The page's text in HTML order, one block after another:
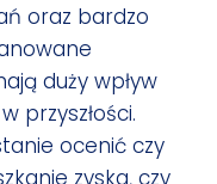
oraz bardzo
duży wpływ
przyszłości.
ocenić czy
zyska, czy